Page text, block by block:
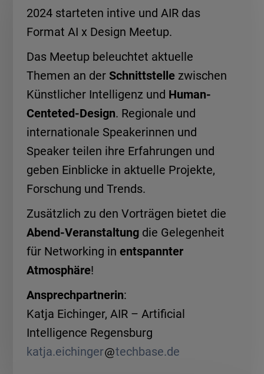
2024 starteten intive und AIR das
Format AI x Design Meetup.
Das Meetup beleuchtet aktuelle
Themen an der Schnittstellezwischen
Künstlicher Intelligenz und Human-
Centeted-Design. Regionale und
internationale Speakerinnen und
Speaker teilen ihre Erfahrungen und
geben Einblicke in aktuelle Projekte,
Forschung und Trends.
Zusätzlich zu den Vorträgen bietet die
Abend-Veranstaltungdie Gelegenheit
für Networking in entspannter
Atmosphäre!
Ansprechpartnerin:
Katja Eichinger, AIR – Artificial
Intelligence Regensburg
katja.eichinger
techbase.de